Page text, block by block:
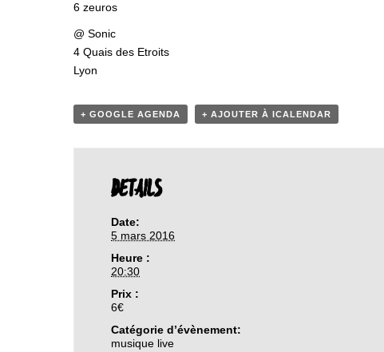
6 zeuros
@ Sonic
4 Quais des Etroits
Lyon
+ GOOGLE AGENDA + AJOUTER À ICALENDAR
DETAILS
Date:
5 mars 2016
Heure :
20:30
Prix :
6€
Catégorie d’évènement:
musique live